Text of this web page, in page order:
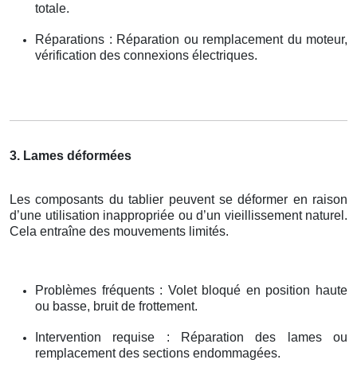
totale.
Réparations : Réparation ou remplacement du moteur,
vérification des connexions électriques.
3. Lames déformées
Les composants du tablier peuvent se déformer en raison
d’une utilisation inappropriée ou d’un vieillissement naturel.
Cela entraîne des mouvements limités.
Problèmes fréquents : Volet bloqué en position haute
ou basse, bruit de frottement.
Intervention requise : Réparation des lames ou
remplacement des sections endommagées.